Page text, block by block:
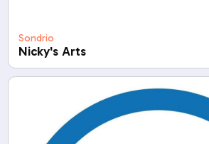
Sondrio
Nicky's Arts